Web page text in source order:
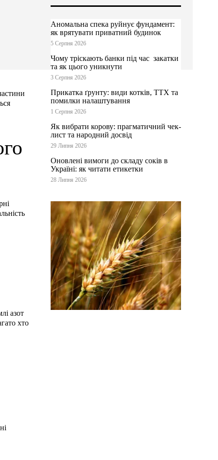
азот
хто
Аномальна спека руйнує фундамент:
як врятувати приватний будинок
5 Серпня 2026
Чому тріскають банки під час закатки
та як цього уникнути
3 Серпня 2026
Прикатка ґрунту: види котків, ТТХ та
помилки налаштування
1 Серпня 2026
Як вибрати корову: прагматичний чек-
лист та народний досвід
29 Липня 2026
Оновлені вимоги до складу соків в
Україні: як читати етикетки
28 Липня 2026